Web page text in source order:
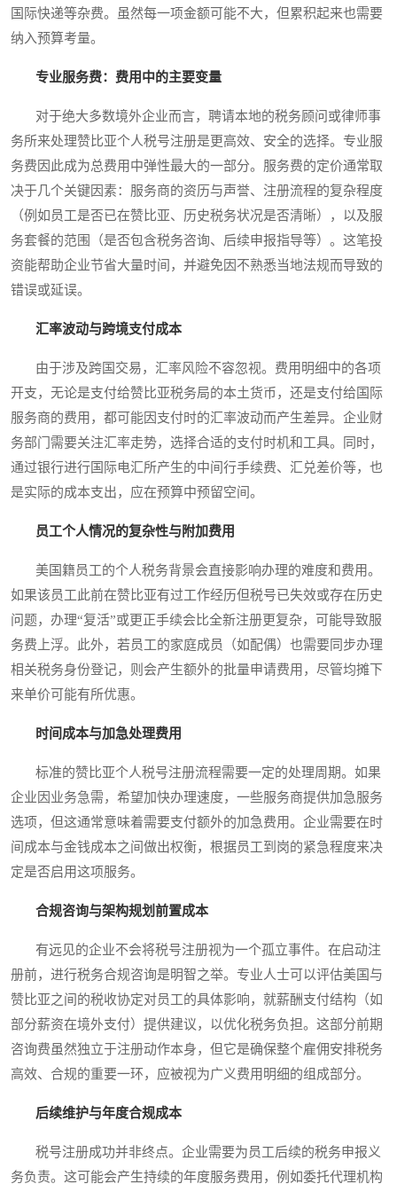
国际快递等杂费。虽然每一项金额可能不大，但累积起来也需要
纳入预算考量。
专业服务费：费用中的主要变量
对于绝大多数境外企业而言，聘请本地的税务顾问或律师事
务所来处理赞比亚个人税号注册是更高效、安全的选择。专业服
务费因此成为总费用中弹性最大的一部分。服务费的定价通常取
决于几个关键因素：服务商的资历与声誉、注册流程的复杂程度
（例如员工是否已在赞比亚、历史税务状况是否清晰），以及服
务套餐的范围（是否包含税务咨询、后续申报指导等）。这笔投
资能帮助企业节省大量时间，并避免因不熟悉当地法规而导致的
错误或延误。
汇率波动与跨境支付成本
由于涉及跨国交易，汇率风险不容忽视。费用明细中的各项
开支，无论是支付给赞比亚税务局的本土货币，还是支付给国际
服务商的费用，都可能因支付时的汇率波动而产生差异。企业财
务部门需要关注汇率走势，选择合适的支付时机和工具。同时，
通过银行进行国际电汇所产生的中间行手续费、汇兑差价等，也
是实际的成本支出，应在预算中预留空间。
员工个人情况的复杂性与附加费用
美国籍员工的个人税务背景会直接影响办理的难度和费用。
如果该员工此前在赞比亚有过工作经历但税号已失效或存在历史
问题，办理“复活”或更正手续会比全新注册更复杂，可能导致服
务费上浮。此外，若员工的家庭成员（如配偶）也需要同步办理
相关税务身份登记，则会产生额外的批量申请费用，尽管均摊下
来单价可能有所优惠。
时间成本与加急处理费用
标准的赞比亚个人税号注册流程需要一定的处理周期。如果
企业因业务急需，希望加快办理速度，一些服务商提供加急服务
选项，但这通常意味着需要支付额外的加急费用。企业需要在时
间成本与金钱成本之间做出权衡，根据员工到岗的紧急程度来决
定是否启用这项服务。
合规咨询与架构规划前置成本
有远见的企业不会将税号注册视为一个孤立事件。在启动注
册前，进行税务合规咨询是明智之举。专业人士可以评估美国与
赞比亚之间的税收协定对员工的具体影响，就薪酬支付结构（如
部分薪资在境外支付）提供建议，以优化税务负担。这部分前期
咨询费虽然独立于注册动作本身，但它是确保整个雇佣安排税务
高效、合规的重要一环，应被视为广义费用明细的组成部分。
后续维护与年度合规成本
税号注册成功并非终点。企业需要为员工后续的税务申报义
务负责。这可能会产生持续的年度服务费用，例如委托代理机构